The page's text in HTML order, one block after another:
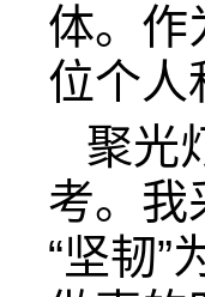
体。作
位个人
聚光
考。我
“坚韧”